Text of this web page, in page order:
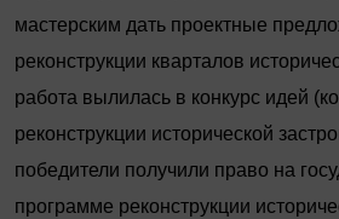
мастерским дать проектные
реконструкции кварталов
работа вылилась в конкурс идей
реконструкции исторической
победители получили право на
программе реконструкции